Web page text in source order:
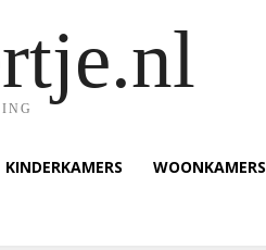
KINDERKAMERS WOONKAMERS